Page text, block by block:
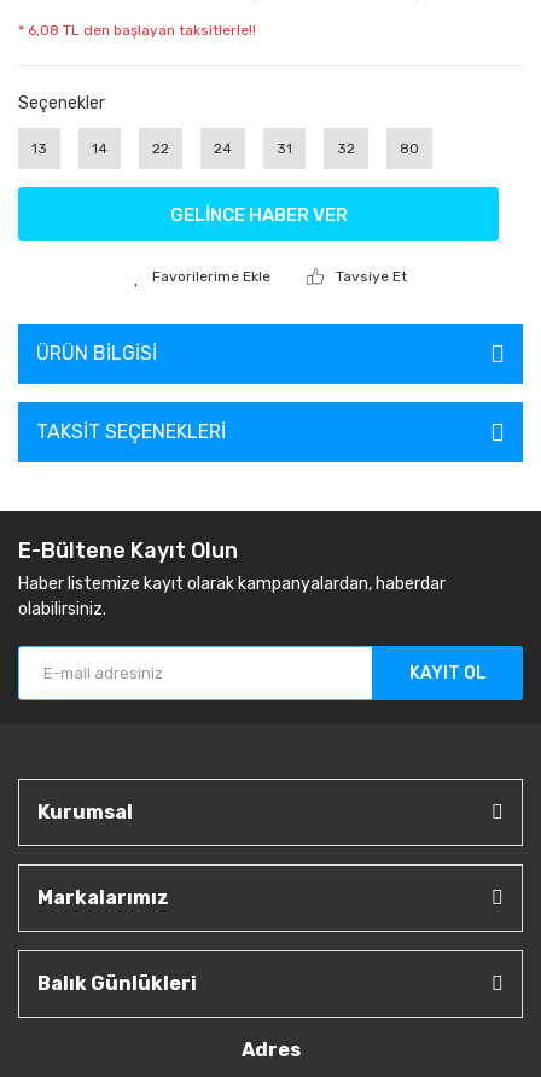
* 6,08 TL den başlayan taksitlerle!!
Seçenekler
13 14 22 24 31 32 80
GELİNCE HABER VER
Tavsiye Et
ÜRÜN BILGISI
TAKSIT SEÇENEKLERI
E-Bültene Kayıt Olun
Haber listemize kayıt olarak kampanyalardan, haberdar
olabilirsiniz.
KAYIT OL
Kurumsal
Markalarımız
Balık Günlükleri
Adres